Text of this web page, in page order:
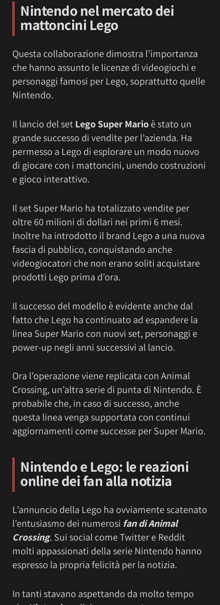
Nintendo nel mercato dei
mattoncini Lego
Questa collaborazione dimostra l’importanza
che hanno assunto le licenze di videogiochi e
personaggi famosi per Lego, soprattutto quelle
Nintendo.
Il lancio del setLego Super Marioè stato un
grande successo di vendite per l’azienda. Ha
permesso a Lego di esplorare un modo nuovo
di giocare con i mattoncini, unendo costruzioni
e gioco interattivo.
Il set Super Mario ha totalizzato vendite per
oltre 60 milioni di dollari nei primi 6 mesi.
Inoltre ha introdotto il brand Lego a una nuova
fascia di pubblico, conquistando anche
videogiocatori che non erano soliti acquistare
prodotti Lego prima d’ora.
Il successo del modello è evidente anche dal
fatto che Lego ha continuato ad espandere la
linea Super Mario con nuovi set, personaggi e
power-up negli anni successivi al lancio.
Ora l’operazione viene replicata con Animal
Crossing, un’altra serie di punta di Nintendo. È
probabile che, in caso di successo, anche
questa linea venga supportata con continui
aggiornamenti come successe per Super Mario.
Nintendo e Lego: le reazioni
online dei fan alla notizia
L’annuncio della Lego ha ovviamente scatenato
l’entusiasmo dei numerosi fan di Animal
Crossing. Sui social come Twitter e Reddit
molti appassionati della serie Nintendo hanno
espresso la propria felicità per la notizia.
In tanti stavano aspettando da molto tempo